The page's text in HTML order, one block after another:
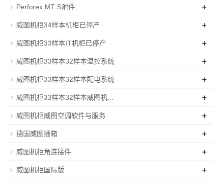
Perforex MT S附件... +
威图机柜34样本机柜已停产 +
威图机柜33样本IT机柜已停产 +
威图机柜33样本32样本温控系统 +
威图机柜33样本32样本配电系统 +
威图机柜33样本32样本威图机... +
威图机柜威图空调软件与服务 +
德国威图插箱 +
威图机柜角连接件 +
威图机柜国际版 +